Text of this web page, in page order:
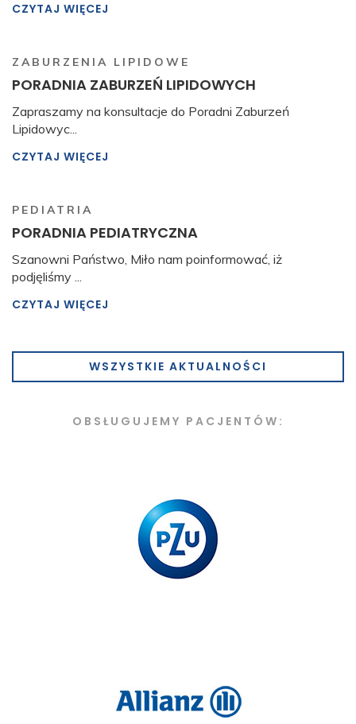
CZYTAJ WIĘCEJ
ZABURZENIA LIPIDOWE
PORADNIA ZABURZEŃ LIPIDOWYCH
Zapraszamy na konsultacje do Poradni Zaburzeń
Lipidowyc...
CZYTAJ WIĘCEJ
PEDIATRIA
PORADNIA PEDIATRYCZNA
Szanowni Państwo, Miło nam poinformować, iż
podjęliśmy ...
CZYTAJ WIĘCEJ
WSZYSTKIE AKTUALNOŚCI
OBSŁUGUJEMY PACJENTÓW: